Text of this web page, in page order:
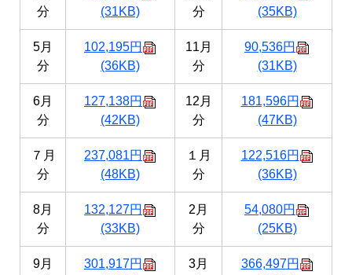
分
(31KB)
分
(35KB)
5月
分
102,195円
(36KB)
11月
分
90,536円
(31KB)
6月
分
127,138円
(42KB)
12月
分
181,596円
(47KB)
７月
分
237,081円
(48KB)
１月
分
122,516円
(36KB)
8月
分
132,127円
(33KB)
2月
分
54,080円
(25KB)
9月
301,917円
3月
366,497円